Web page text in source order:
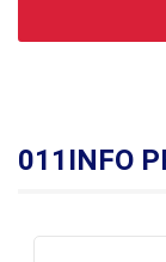
011INFO